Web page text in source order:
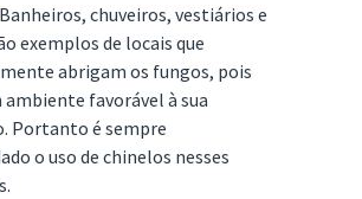
Banheiros, chuveiros, vestiários e
exemplos de locais que
abrigam os fungos, pois
favorável à sua
Portanto é sempre
o uso de chinelos nesses